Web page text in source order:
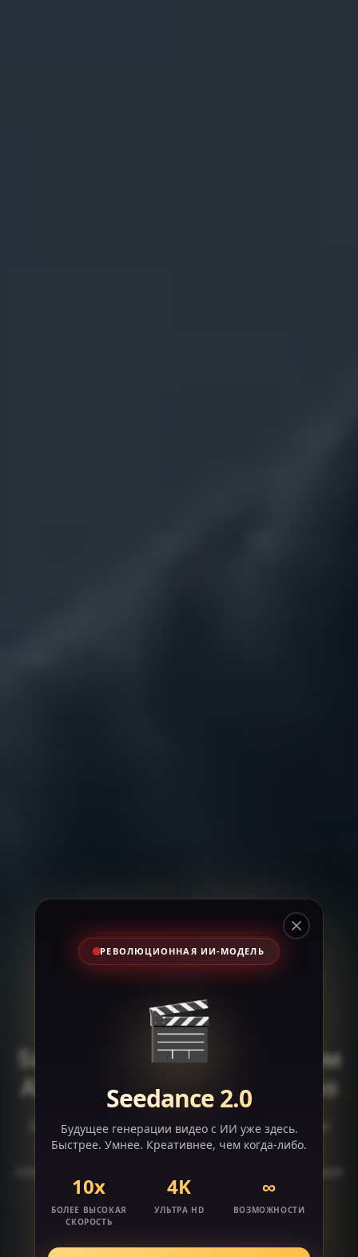
Supawork AI: Все-в-одном
AI рабочее пространство
Supawork AI, созданный для оптимизации
вашего рабочего процесса, объединяет
задач на одной платформе.
Close
РЕВОЛЮЦИОННАЯ ИИ-МОДЕЛЬ
🎬
Seedance 2.0
Будущее генерации видео с ИИ уже здесь.
Быстрее. Умнее. Креативнее, чем когда-либо.
10x
БОЛЕЕ ВЫСОКАЯ
СКОРОСТЬ
4K
УЛЬТРА HD
∞
ВОЗМОЖНОСТИ